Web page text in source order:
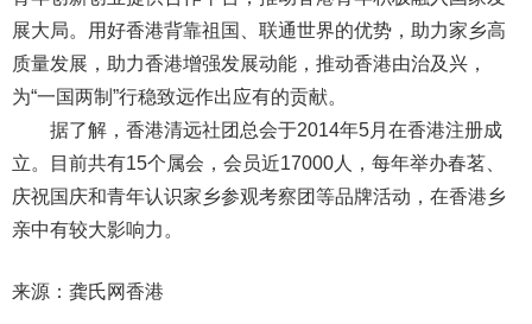
展大局。用好香港背靠祖国、联通世界的优势，助力家乡高
质量发展，助力香港增强发展动能，推动香港由治及兴，
为“一国两制”行稳致远作出应有的贡献。
据了解，香港清远社团总会于2014年5月在香港注册成
立。目前共有15个属会，会员近17000人，每年举办春茗、
庆祝国庆和青年认识家乡参观考察团等品牌活动，在香港乡
亲中有较大影响力。
来源：龚氏网香港